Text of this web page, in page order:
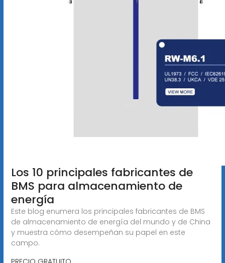
Los 10 principales fabricantes de
BMS para almacenamiento de
energía
Este blog enumera los principales fabricantes de BMS
de almacenamiento de energía del mundo y de China
y muestra cómo desempeñan su papel en este
campo.